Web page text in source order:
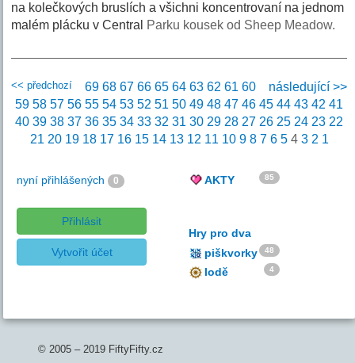
na kolečkových bruslích a všichni koncentrovaní na jednom
malém plácku v Central Parku kousek od Sheep Meadow.
<< předchozí následující >>
69 68 67 66 65 64 63 62 61 60
59 58 57 56 55 54 53 52 51 50 49 48 47 46 45 44 43 42 41
40 39 38 37 36 35 34 33 32 31 30 29 28 27 26 25 24 23 22
21 20 19 18 17 16 15 14 13 12 11 10 9 8 7 6 54 3 2 1
nyní přihlášených 0
Přihlásit
Vytvořit účet
AKTY 85
Hry pro dva
piškvorky
48
lodě 4
© 2005 – 2019 FiftyFifty.cz